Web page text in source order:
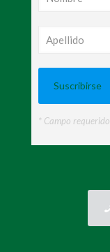
* Campo requerido